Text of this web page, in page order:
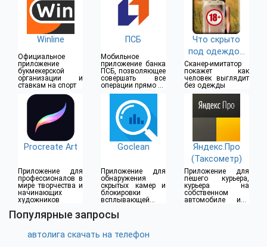
Winline
Официальное
приложение
букмекерской
организации и
ставкам на спорт
ПСБ
Мобильное
приложение банка
ПСБ, позволяющее
совершать все
операции прямо из
дома
Что скрыто
под одеждой
(18+)
Сканер-имитатор
покажет как
человек выглядит
без одежды
Procreate Art
Приложение для
профессионалов в
мире творчества и
начинающих
художников
Goclean
Приложение для
обнаружения
скрытых камер и
блокировки
всплывающей
Яндекс.Про
(Таксометр)
Приложение для
пешего курьера,
курьера на
собственном
автомобиле или
Популярные запросы
автолига скачать на телефон